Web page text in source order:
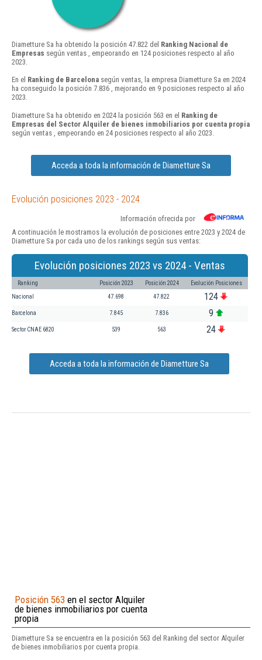
Diametture Sa ha obtenido la posición 47.822 del Ranking Nacional de
Empresas según ventas , empeorando en 124 posiciones respecto al año
2023.
En el Ranking de Barcelona según ventas, la empresa Diametture Sa en 2024
ha conseguido la posición 7.836 , mejorando en 9 posiciones respecto al año
2023.
Diametture Sa ha obtenido en 2024 la posición 563 en el Ranking de
Empresas del Sector Alquiler de bienes inmobiliarios por cuenta propia
según ventas , empeorando en 24 posiciones respecto al año 2023.
Acceda a toda la información de Diametture Sa
Evolución posiciones 2023 - 2024
Información ofrecida por
A continuación le mostramos la evolución de posiciones entre 2023 y 2024 de
Diametture Sa por cada uno de los rankings según sus ventas:
Evolución posiciones 2023 vs 2024 - Ventas
Ranking Posición 2023 Posición 2024 Evolución Posiciones
Nacional 47.698 47.822 124
Barcelona 7.845 7.836 9
Sector CNAE 6820 539 563 24
Acceda a toda la información de Diametture Sa
Posición 563 en el sector Alquiler
de bienes inmobiliarios por cuenta
propia
Diametture Sa se encuentra en la posición 563 del Ranking del sector Alquiler
de bienes inmobiliarios por cuenta propia.